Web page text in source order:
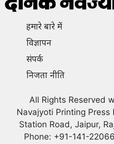
हमारे बारे में
विज्ञापन
संपर्क
निजता नीति
All Rights Reserved
Navajyoti Printing
Station Road, Jaipur,
Phone: +91-141-